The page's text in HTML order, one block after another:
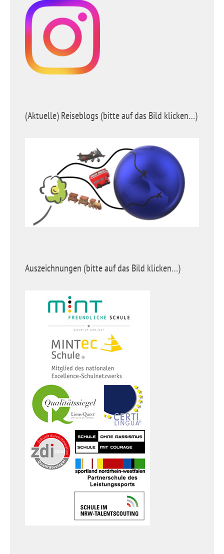
(Aktuelle) Reiseblogs (bitte auf das Bild klicken…)
Auszeichnungen (bitte auf das Bild klicken…)